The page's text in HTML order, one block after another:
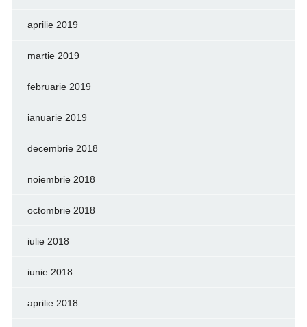
aprilie 2019
martie 2019
februarie 2019
ianuarie 2019
decembrie 2018
noiembrie 2018
octombrie 2018
iulie 2018
iunie 2018
aprilie 2018